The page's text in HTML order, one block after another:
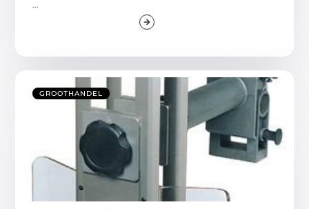
GROOTHANDEL